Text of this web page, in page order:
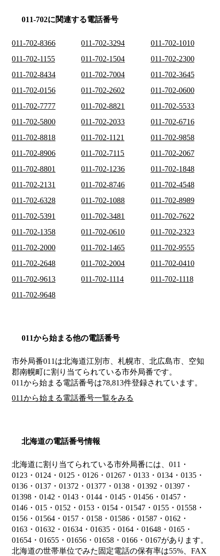
011-702に関連する電話番号
011-702-8366 011-702-3294
011-702-1010
011-702-1155
011-702-1504
011-702-2300
011-702-8434
011-702-7004
011-702-3645
011-702-0156
011-702-2602
011-702-0600
011-702-7777
011-702-8821
011-702-5533
011-702-5800
011-702-2033
011-702-6716
011-702-8818
011-702-1121
011-702-9858
011-702-8906
011-702-7115
011-702-2067
011-702-8801
011-702-1236
011-702-1848
011-702-2131
011-702-8746
011-702-4548
011-702-6328
011-702-1088
011-702-8989
011-702-5391
011-702-3481
011-702-7622
011-702-1358
011-702-0610
011-702-2323
011-702-2000
011-702-1465
011-702-9555
011-702-2648
011-702-2004
011-702-0410
011-702-9613
011-702-1114
011-702-1118
011-702-9648
011から始まる他の電話番号
市外局番011 は北海道江別市、札幌市、北広島市、空知
郡南幌町に割り当てられている市外局番です。
011から始まる電話番号は78,813件登録されています。
011から始まる電話番号一覧をみる
北海道の電話番号情報
北海道に割り当てられている市外局番には、011・
0123・0124・0125・0126・01267・0133・0134・0135・
0136・0137・01372・01377・0138・01392・01397・
01398・0142・0143・0144・0145・01456・01457・
0146・015・0152・0153・0154・01547・0155・01558・
0156・01564・0157・0158・01586・01587・0162・
0163・01632・01634・01635・0164・01648・0165・
01654・01655・01656・01658・0166・0167があります。
北海道の世帯単位でみた固定電話の保有率は55%、FAX